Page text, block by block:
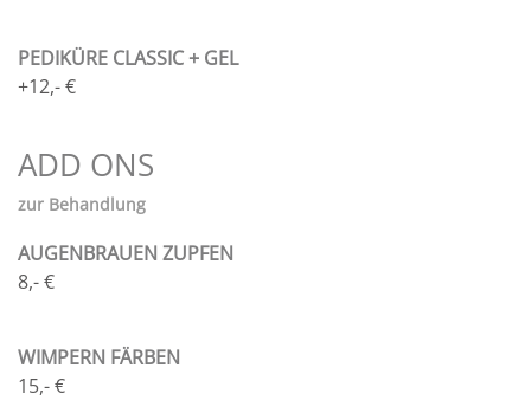
PEDIKÜRE CLASSIC + GEL
+12,- €
ADD ONS
zur Behandlung
AUGENBRAUEN ZUPFEN
8,- €
WIMPERN FÄRBEN
15,- €